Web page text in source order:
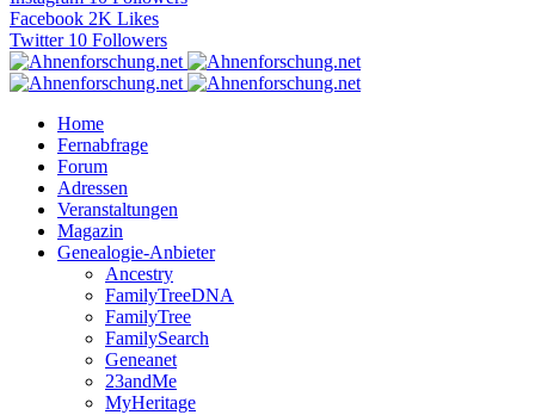
Facebook 2K Likes
Twitter 10 Followers
Home
Fernabfrage
Forum
Adressen
Veranstaltungen
Magazin
Genealogie-Anbieter
Ancestry
FamilyTreeDNA
FamilyTree
FamilySearch
Geneanet
23andMe
MyHeritage